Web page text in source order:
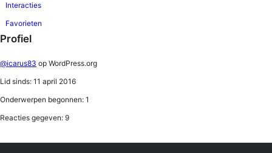
Interacties
Favorieten
Profiel
@icarus83 op WordPress.org
Lid sinds: 11 april 2016
Onderwerpen begonnen: 1
Reacties gegeven: 9